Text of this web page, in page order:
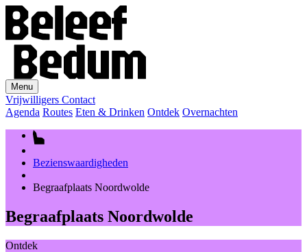
Menu
Vrijwilligers Contact
Agenda Routes Eten & Drinken Ontdek Overnachten
Bezienswaardigheden
Begraafplaats Noordwolde
Begraafplaats Noordwolde
Ontdek